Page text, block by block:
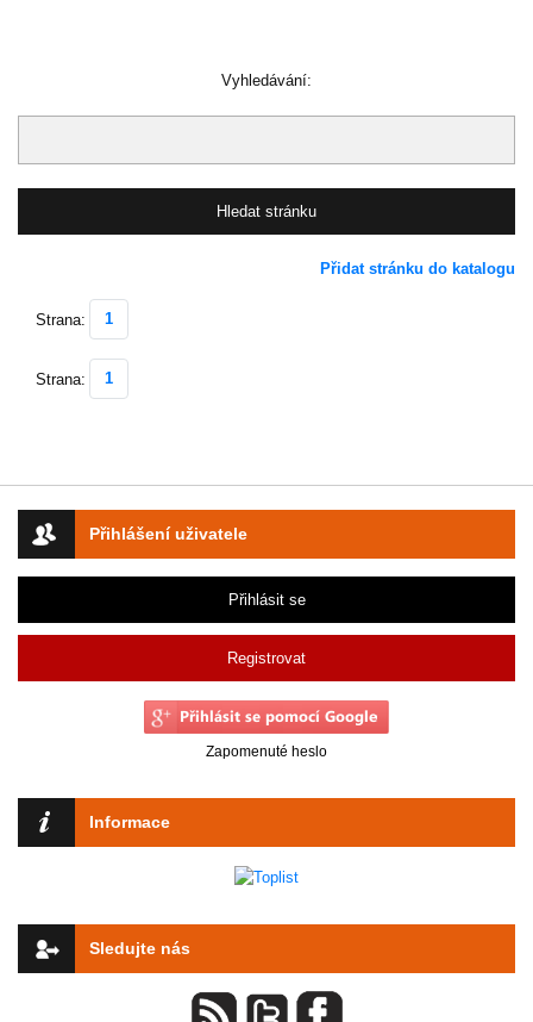
Přihlášení uživatele
Přihlásit se
Registrovat
Zapomenuté heslo
Informace
Sledujte nás
Vyhledávání:
Přidat stránku do katalogu
Strana: 1
Strana: 1